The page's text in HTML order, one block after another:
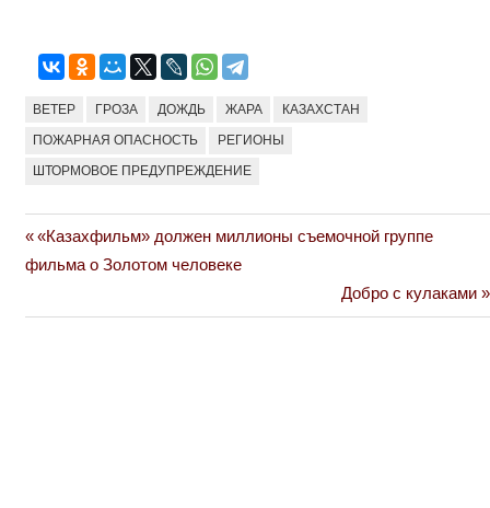
ВЕТЕР ГРОЗА ДОЖДЬ ЖАРА КАЗАХСТАН
ПОЖАРНАЯ ОПАСНОСТЬ РЕГИОНЫ
ШТОРМОВОЕ ПРЕДУПРЕЖДЕНИЕ
Навигация
Previous
Post:
«Казахфильм» должен миллионы съемочной группе
фильма о Золотом человеке
Next
Post:
Добро с кулаками